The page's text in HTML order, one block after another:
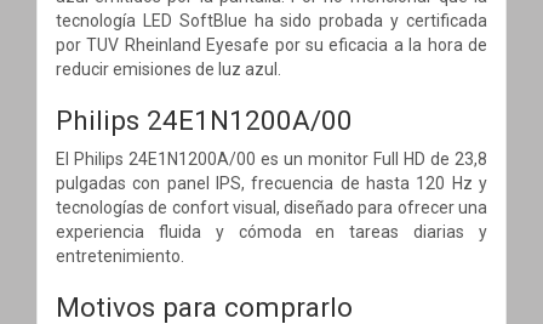
tecnología LED SoftBlue ha sido probada y certificada
por TUV Rheinland Eyesafe por su eficacia a la hora de
reducir emisiones de luz azul.
Philips 24E1N1200A/00
El Philips 24E1N1200A/00 es un monitor Full HD de 23,8
pulgadas con panel IPS, frecuencia de hasta 120 Hz y
tecnologías de confort visual, diseñado para ofrecer una
experiencia fluida y cómoda en tareas diarias y
entretenimiento.
Motivos para comprarlo